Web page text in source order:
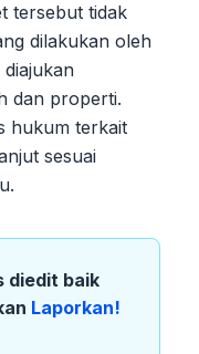
tersebut tidak
dilakukan oleh
dan properti.
hukum terkait
sesuai
diedit baik
Laporkan!